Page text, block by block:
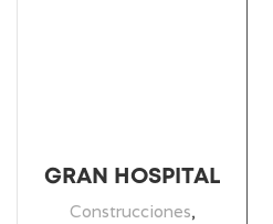
GRAN HOSPITAL
Construcciones,